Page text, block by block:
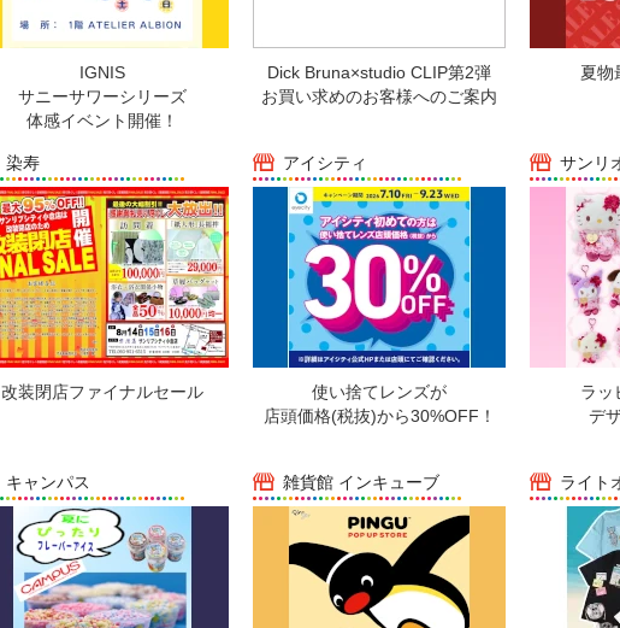
IGNIS
サニーサワーシリーズ
体感イベント開催！
Dick Bruna×studio CLIP第2弾
お買い求めのお客様へのご案内
夏物
染寿
改装閉店ファイナルセール
アイシティ
使い捨てレンズが
店頭価格(税抜)から30%OFF！
サンリ
ラッ
デ
キャンパス 雑貨館 インキューブ ライト